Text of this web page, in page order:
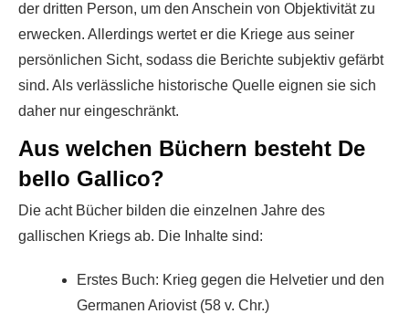
der dritten Person, um den Anschein von Objektivität zu
erwecken. Allerdings wertet er die Kriege aus seiner
persönlichen Sicht, sodass die Berichte subjektiv gefärbt
sind. Als verlässliche historische Quelle eignen sie sich
daher nur eingeschränkt.
Aus welchen Büchern besteht De
bello Gallico?
Die acht Bücher bilden die einzelnen Jahre des
gallischen Kriegs ab. Die Inhalte sind:
Erstes Buch: Krieg gegen die Helvetier und den
Germanen Ariovist (58 v. Chr.)